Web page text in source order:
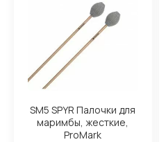
SM5 SPYR Палочки для
маримбы, жесткие,
ProMark